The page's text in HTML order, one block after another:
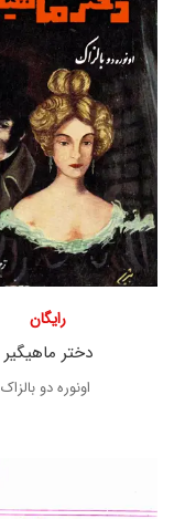
دختر ماهیگیر
رایگان
اونوره دو بالزاک